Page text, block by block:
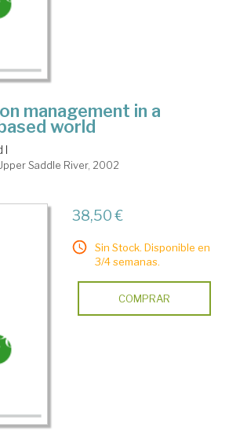
management in a
world
I
Saddle River, 2002
38,50 €
Sin Stock. Disponible en
3/4 semanas.
COMPRAR